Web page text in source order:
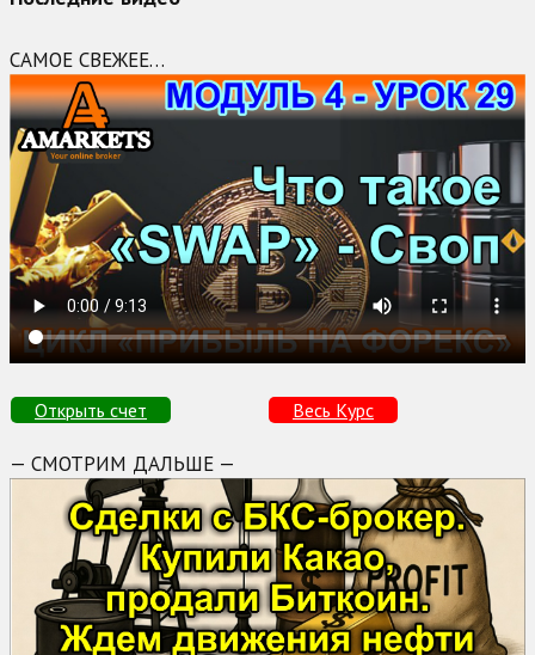
САМОЕ СВЕЖЕЕ…
Открыть счет Весь Курс
— СМОТРИМ ДАЛЬШЕ —